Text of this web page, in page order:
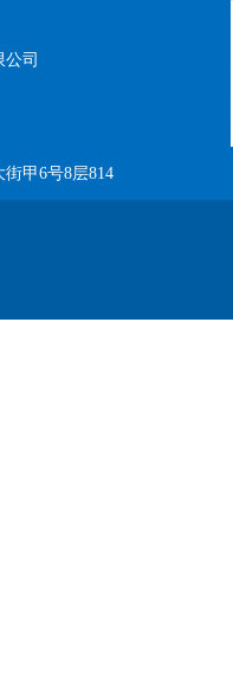
司
甲6号8层814